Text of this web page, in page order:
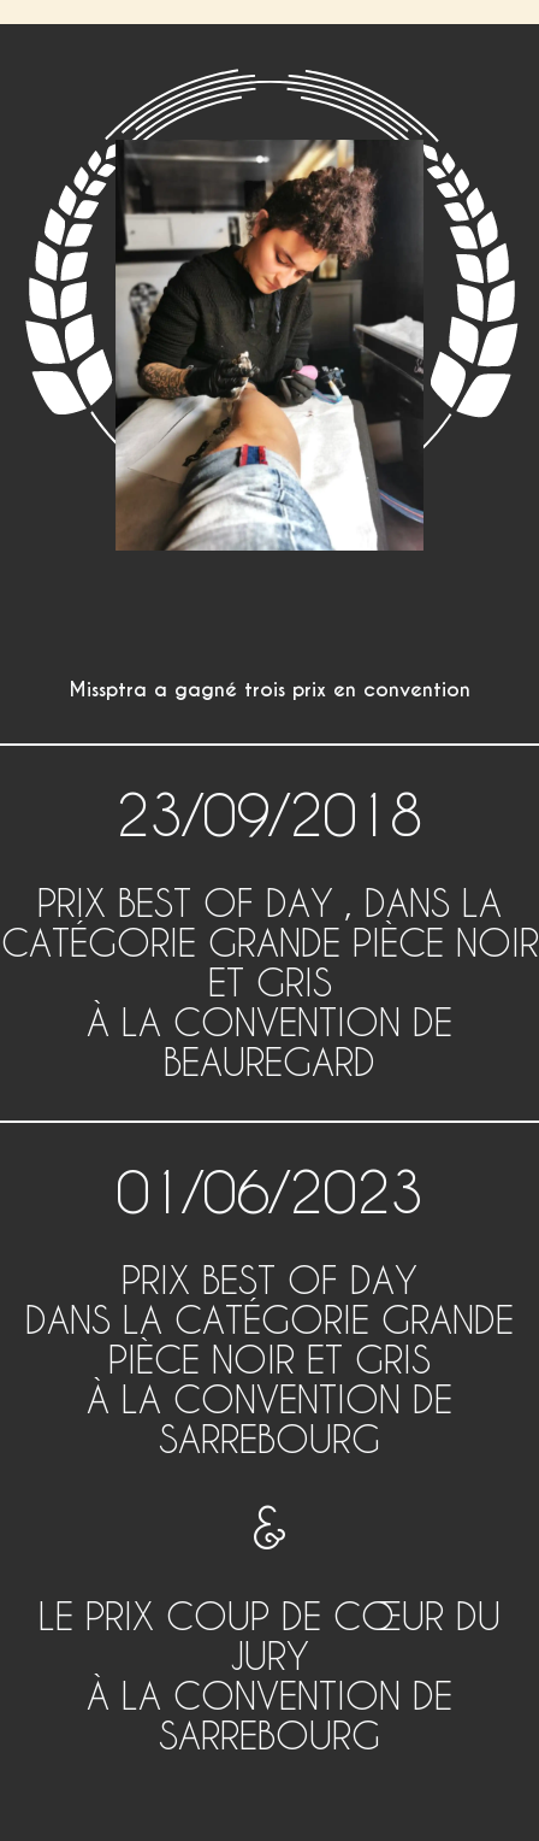
Missptra a gagné trois prix en convention
23/09/2018
PRIX BEST OF DAY , DANS LA
CATÉGORIE GRANDE PIÈCE NOIR
ET GRIS
À LA CONVENTION DE
BEAUREGARD
01/06/2023
PRIX BEST OF DAY
DANS LA CATÉGORIE GRANDE
PIÈCE NOIR ET GRIS
À LA CONVENTION DE
SARREBOURG
&
LE PRIX COUP DE CŒUR DU
JURY
À LA CONVENTION DE
SARREBOURG